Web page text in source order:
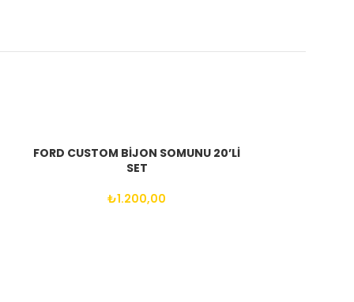
FORD CUSTOM BİJON SOMUNU 20’Lİ
SET
₺1.200,00